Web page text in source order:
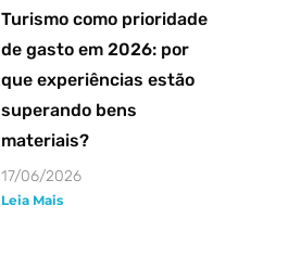
Turismo como prioridade
de gasto em 2026: por
que experiências estão
superando bens
materiais?
17/06/2026
Leia Mais